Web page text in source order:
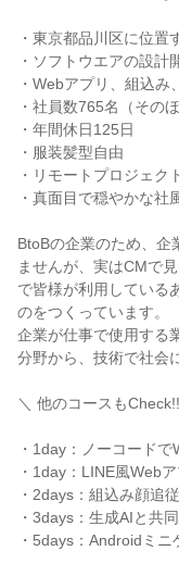
・東京都品川区に位置
・ソフトウエアの設計
・Webアプリ、組込
・社員数765名（その
・年間休日125日
・服装髪型自由
・リモートプロジェク
・真面目で穏やかな社
BtoBの企業のため、企
ませんが、実はCMで
で皆様が利用している
のをつくっています。
企業が仕事で使用する
分野から、技術で社会
＼ 他のコースも
・1day：ノーコード
・1day：LINE風Web
・2days：組込み顔追
・3days：生成AIと共
・5days：Androidミ